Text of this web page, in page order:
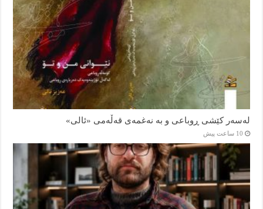
لەسەر کێشی ڕوباعی و به نەغمەی قەڵەمی «ئالی»
10 ساعت پیش